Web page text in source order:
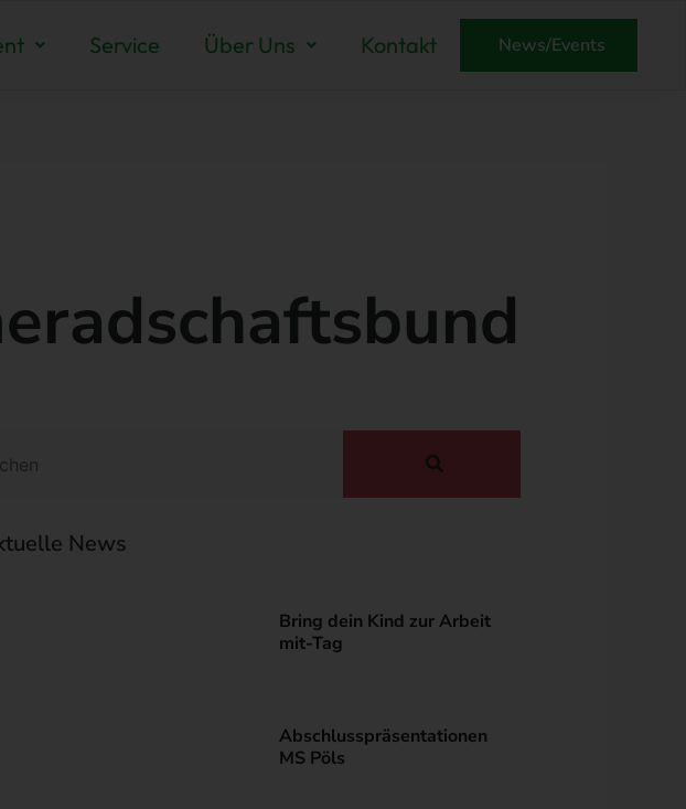
Service Über Uns Kontakt News/Events
News
Bring dein Kind zur Arbeit
mit-Tag
Abschlusspräsentationen
MS Pöls